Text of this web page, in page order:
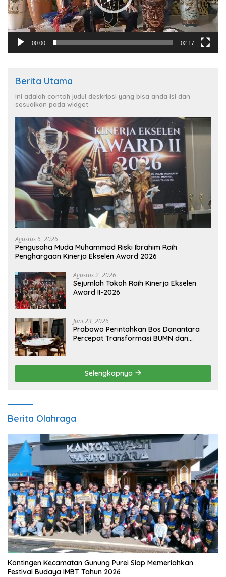
00:00 02:17
Berita Utama
Ini adalah contoh judul deskripsi yang bisa anda isi dan
sesuaikan pada widget
Agustus 6, 2026
Pengusaha Muda Muhammad Riski Ibrahim Raih
Penghargaan Kinerja Ekselen Award 2026
Agustus 2, 2026
Sejumlah Tokoh Raih Kinerja Ekselen
Award II-2026
Juni 23, 2026
Prabowo Perintahkan Bos Danantara
Percepat Transformasi BUMN dan
Selengkapnya
Berita Olahraga
Kontingen Kecamatan Gunung Purei Siap Memeriahkan
Festival Budaya IMBT Tahun 2026